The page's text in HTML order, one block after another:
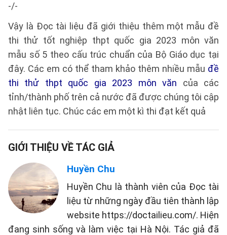
-/-
Vậy là Đọc tài liệu đã giới thiệu thêm một mẫu đề
thi thử tốt nghiệp thpt quốc gia 2023 môn văn
mẫu số 5 theo cấu trúc chuẩn của Bộ Giáo dục tại
đây. Các em có thể tham khảo thêm nhiều mẫu đề
thi thử thpt quốc gia 2023 môn văn của các
tỉnh/thành phố trên cả nước đã được chúng tôi cập
nhật liên tục. Chúc các em một kì thi đạt kết quả
GIỚI THIỆU VỀ TÁC GIẢ
Huyền Chu
Huyền Chu là thành viên của Đọc tài
liệu từ những ngày đầu tiên thành lập
website https://doctailieu.com/. Hiện
đang sinh sống và làm việc tại Hà Nội. Tác giả đã